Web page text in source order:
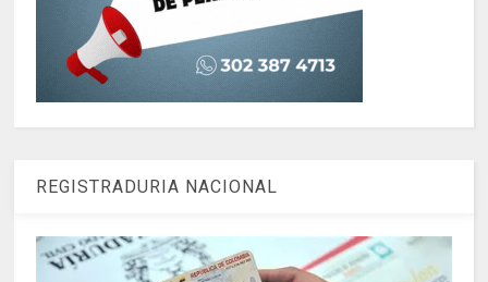
REGISTRADURIA NACIONAL